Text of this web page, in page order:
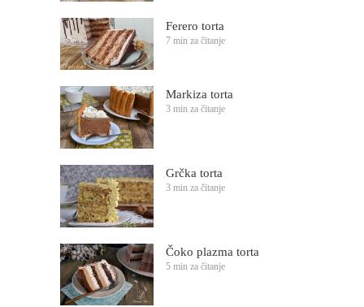
Ferero torta
7 min za čitanje
Markiza torta
3 min za čitanje
Grčka torta
3 min za čitanje
Čoko plazma torta
5 min za čitanje